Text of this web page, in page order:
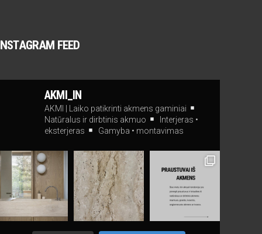
FEED
AKMI_IN
AKMI | Laiko patikrinti akmens gaminiai
Natūralus ir dirbtinis akmuo
Interjeras •
eksterjeras
Gamyba • montavimas